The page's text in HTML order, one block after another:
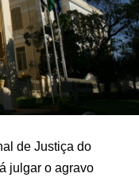
de Justiça do
julgar o agravo